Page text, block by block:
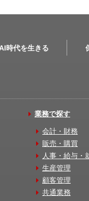
時代を生きる
業務で探す
会計・財務
販売・購買
人事・給与・
生産管理
顧客管理
共通業務